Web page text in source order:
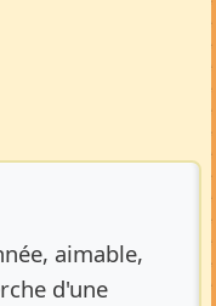
aimable,
d'une